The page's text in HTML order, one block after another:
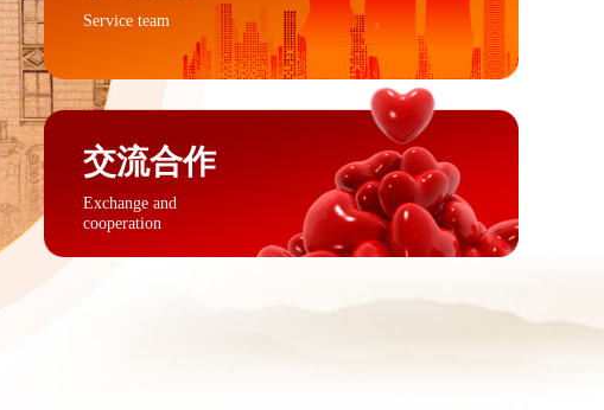
Service team
交流合作
Exchange and
cooperation